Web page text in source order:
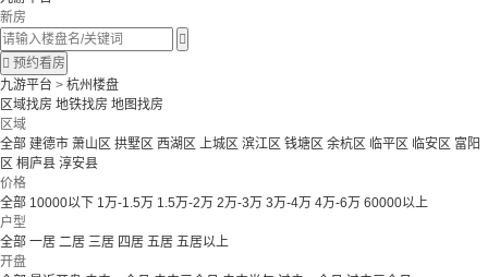
新房

 预约看房
九游平台 > 杭州楼盘
区域找房 地铁找房 地图找房
区域
全部 建德市 萧山区 拱墅区 西湖区 上城区 滨江区 钱塘区 余杭区 临平区 临安区 富阳
区 桐庐县 淳安县
价格
全部 10000以下 1万-1.5万 1.5万-2万 2万-3万 3万-4万 4万-6万 60000以上
户型
全部 一居 二居 三居 四居 五居 五居以上
开盘